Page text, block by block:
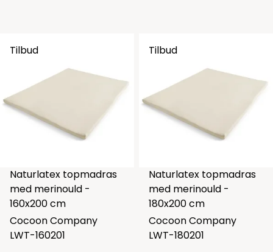
Tilbud
Naturlatex topmadras
med merinould -
160x200 cm
Cocoon Company
LWT-160201
Tilbud
Naturlatex topmadras
med merinould -
180x200 cm
Cocoon Company
LWT-180201